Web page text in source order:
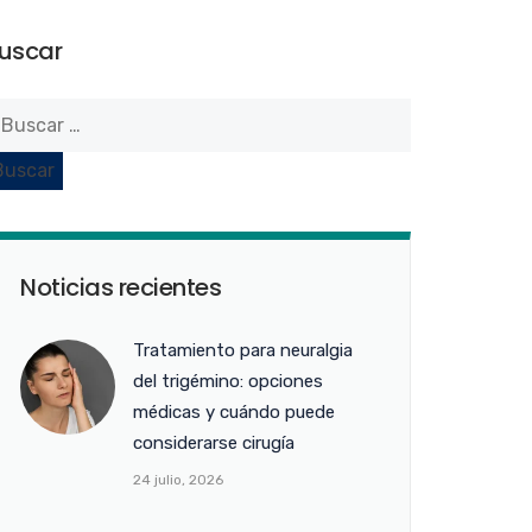
Noticias recientes
Tratamiento para neuralgia
del trigémino: opciones
médicas y cuándo puede
considerarse cirugía
24 julio, 2026